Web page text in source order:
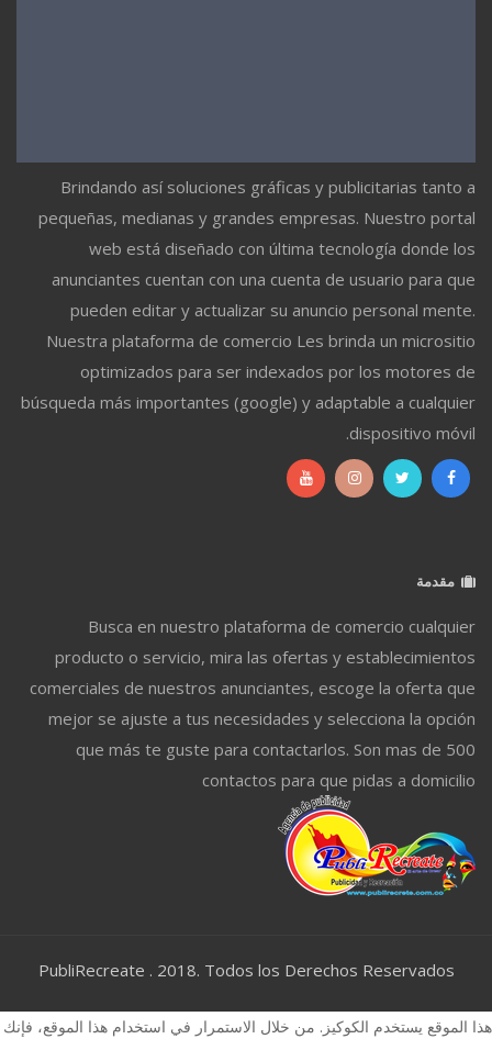
Brindando así soluciones gráficas y publicitarias tanto a
pequeñas, medianas y grandes empresas. Nuestro portal
web está diseñado con última tecnología donde los
anunciantes cuentan con una cuenta de usuario para que
pueden editar y actualizar su anuncio personal mente.
Nuestra plataforma de comercio Les brinda un micrositio
optimizados para ser indexados por los motores de
búsqueda más importantes (google) y adaptable a cualquier
dispositivo móvil.
مقدمة
Busca en nuestro plataforma de comercio cualquier
producto o servicio, mira las ofertas y establecimientos
comerciales de nuestros anunciantes, escoge la oferta que
mejor se ajuste a tus necesidades y selecciona la opción
que más te guste para contactarlos. Son mas de 500
contactos para que pidas a domicilio
PubliRecreate . 2018. Todos los Derechos Reservados
هذا الموقع يستخدم الكوكيز. من خلال الاستمرار في استخدام هذا الموقع، فإنك